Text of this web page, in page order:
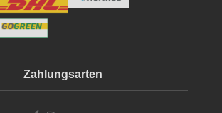
Zahlungsarten